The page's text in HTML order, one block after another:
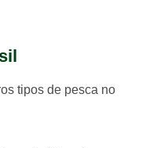
tipos de pesca no